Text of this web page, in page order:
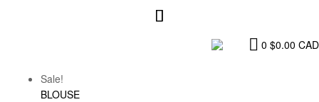
0 $0.00 CAD
Sale!
BLOUSE